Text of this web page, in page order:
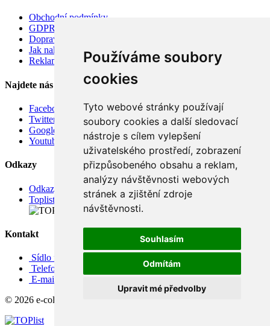
Používáme soubory
cookies
Tyto webové stránky používají
soubory cookies a další sledovací
nástroje s cílem vylepšení
uživatelského prostředí, zobrazení
přizpůsobeného obsahu a reklam,
analýzy návštěvnosti webových
stránek a zjištění zdroje
návštěvnosti.
Souhlasím
Odmítám
Upravit mé předvolby
Obchodní podmínky
GDPR
Doprava
Jak nakupovat
Reklamace
Najdete nás
Facebook
Twitter
Google
Youtube
Odkazy
Odkazy
Toplist
Kontakt
Sídlo firmy: Boženy Němcové 739/1, Svitavy 568 02, CZ
Telefon: +420 608 449 590
E-mail: info@e-color.cz
© 2026 e-color.cz